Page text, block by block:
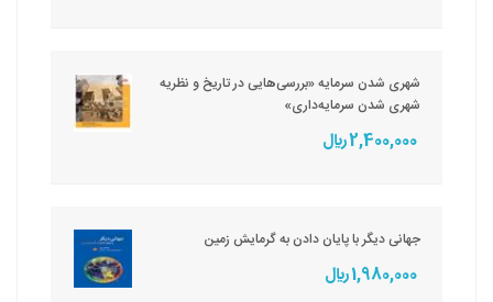
شهری شدن سرمایه «بررسی‌هایی در تاریخ و نظریه
شهری شدن سرمایه‌داری»
2,400,000 ريال
جهانی دیگر با پایان دادن به گرمایش زمین
1,980,000 ريال